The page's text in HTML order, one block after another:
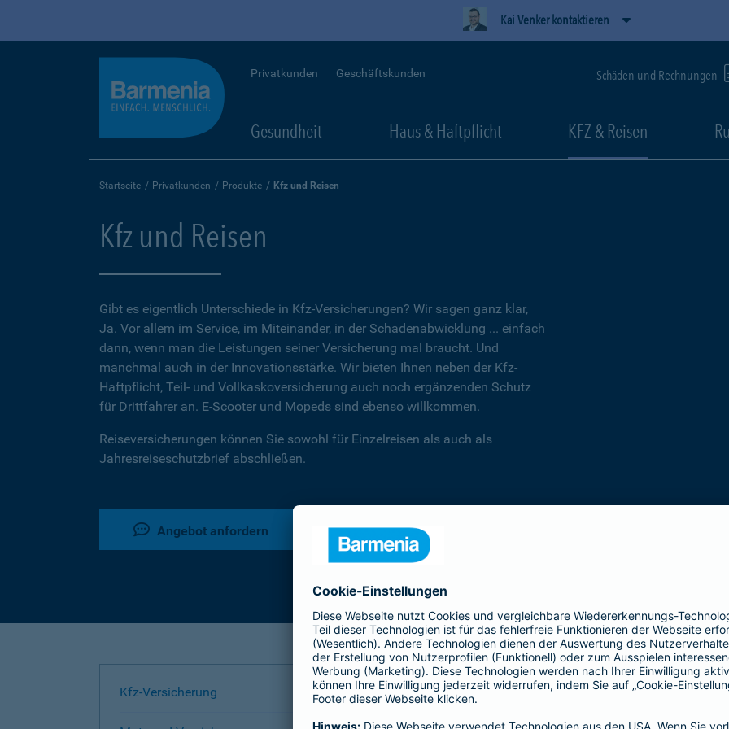
Kai Venker kontaktieren
Privatkunden Geschäftskunden Schäden und Rechnungen
Gesundheit Haus & Haftpflicht KFZ & Reisen
Startseite Privatkunden Produkte Kfz und Reisen
Kfz und Reisen
Gibt es eigentlich Unterschiede in Kfz-Versicherungen? Wir sagen ganz klar,
Ja. Vor allem im Service, im Miteinander, in der Schadenabwicklung ... einfach
dann, wenn man die Leistungen seiner Versicherung mal braucht. Und
manchmal auch in der Innovationsstärke. Wir bieten Ihnen neben der Kfz-
Haftpflicht, Teil- und Vollkaskoversicherung auch noch ergänzenden Schutz
für Drittfahrer an. E-Scooter und Mopeds sind ebenso willkommen.
Reiseversicherungen können Sie sowohl für Einzelreisen als auch als
Jahresreiseschutzbrief abschließen.
Angebot anfordern
Kfz-Versicherung